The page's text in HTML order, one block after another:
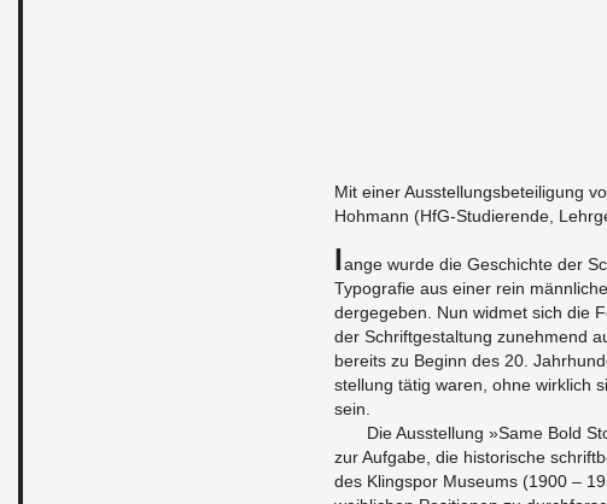
Mit einer Aus­stel­lungs­be­tei­li­gung
Hoh­mann (HfG-Stu­die­ren­de,
Lange wurde die Ge­schich­te der
Ty­po­gra­fie aus einer rein
der­ge­ge­ben. Nun wid­met sich die
der Schrift­ge­stal­tung zu­neh­mend
be­reits zu Be­ginn des 20.
stel­lung tätig waren, ohne wirk­lich
sein.
Die Aus­stel­lung »Same Bold
zur Auf­ga­be, die his­to­ri­sche
des Kling­s­por Mu­se­ums (1900 –